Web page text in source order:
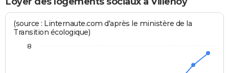
(source : Linternaute.com d'après le ministère de la
Transition écologique)
8